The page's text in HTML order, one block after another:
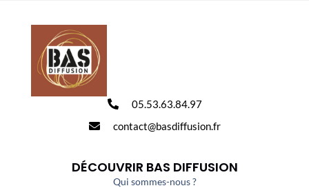
05.53.63.84.97
contact@basdiffusion.fr
DÉCOUVRIR BAS DIFFUSION
Qui sommes-nous ?